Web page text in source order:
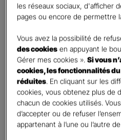
First
Téléphone *
United
States
+1
E-mail
Informations complémentaires
les réseaux sociaux, d'afficher
pages ou encore de permettre
Vous avez la possibilité de
des cookies en appuyant le
Gérer mes cookies ».Si vous
cookies, les fonctionnalités
réduites. En cliquant sur les
cookies, vous obtenez plus de
chacun de cookies utilisés.
d’accepter ou de refuser
appartenant à l’une ou l’autre